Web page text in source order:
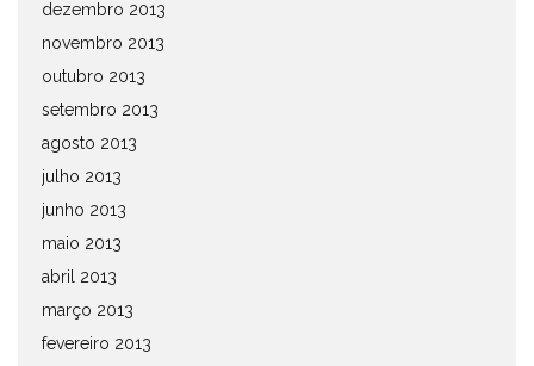
dezembro 2013
novembro 2013
outubro 2013
setembro 2013
agosto 2013
julho 2013
junho 2013
maio 2013
abril 2013
março 2013
fevereiro 2013